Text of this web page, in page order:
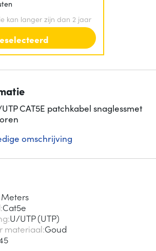
kan langer zijn dan 2 jaar
CAT5E patchkabel snaglessmet
omschrijving
Cat5e
U/UTP (UTP)
materiaal Goud